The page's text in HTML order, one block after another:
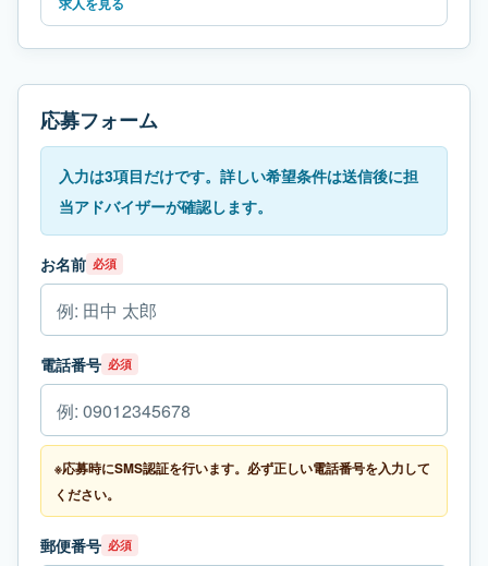
応募フォーム
入力は3項目だけです。詳しい希望条件は送信後に担
当アドバイザーが確認します。
お名前 必須
電話番号 必須
※応募時にSMS認証を行います。必ず正しい電話番号を入力して
ください。
郵便番号 必須